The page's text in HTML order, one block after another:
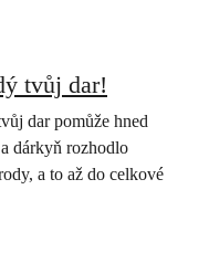
tvůj dar!
dar pomůže hned
dárkyň rozhodlo
a to až do celkové